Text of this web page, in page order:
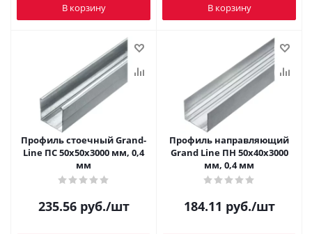
В корзину В корзину
Профиль стоечный Grand-
Line ПС 50х50х3000 мм, 0,4
мм
235.56руб./шт
Профиль направляющий
Grand Line ПН 50х40х3000
мм, 0,4 мм
184.11 руб./шт